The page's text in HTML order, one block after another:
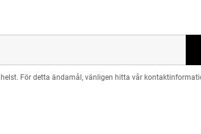
För detta ändamål, vänligen hitta vår